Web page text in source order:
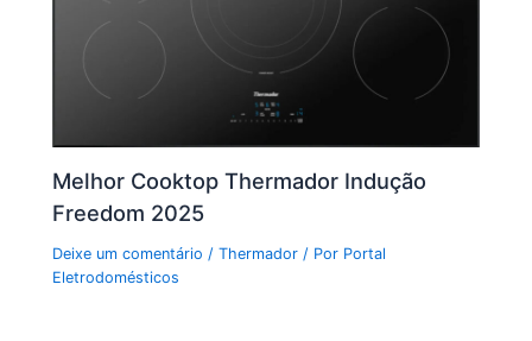
Melhor Cooktop Thermador Indução
Freedom 2025
Deixe um comentário /Thermador / Por Portal
Eletrodomésticos